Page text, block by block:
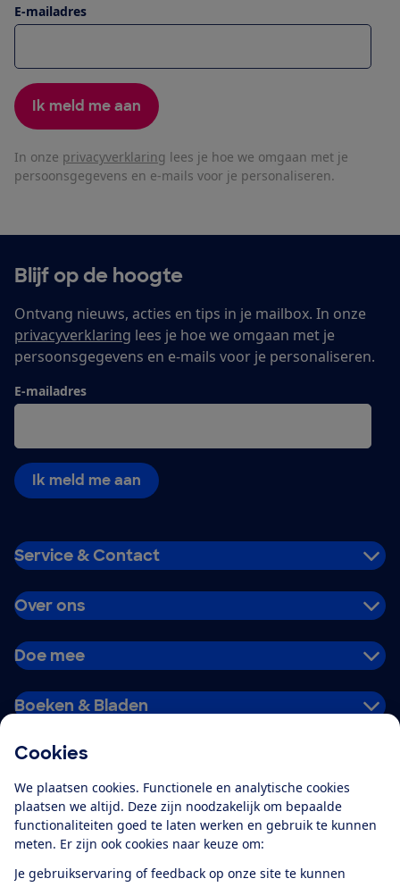
Cookies
We plaatsen cookies. Functionele en analytische cookies
plaatsen we altijd. Deze zijn noodzakelijk om bepaalde
functionaliteiten goed te laten werken en gebruik te kunnen
meten. Er zijn ook cookies naar keuze om:
Je gebruikservaring of feedback op onze site te kunnen
E-mailadres
Ik meld me aan
In onze privacyverklaring lees je hoe we omgaan met je
persoonsgegevens en e-mails voor je personaliseren.
Blijf op de hoogte
Ontvang nieuws, acties en tips in je mailbox. In onze
privacyverklaring lees je hoe we omgaan met je
persoonsgegevens en e-mails voor je personaliseren.
E-mailadres
Ik meld me aan
Service & Contact
Over ons
Doe mee
Boeken & Bladen
Alles over de
app